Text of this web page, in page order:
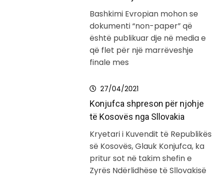
Bashkimi Evropian mohon se
dokumenti “non-paper” që
është publikuar dje në media e
që flet për një marrëveshje
finale mes
27/04/2021
Konjufca shpreson për njohje
të Kosovës nga Sllovakia
Kryetari i Kuvendit të Republikës
së Kosovës, Glauk Konjufca, ka
pritur sot në takim shefin e
Zyrës Ndërlidhëse të Sllovakisë